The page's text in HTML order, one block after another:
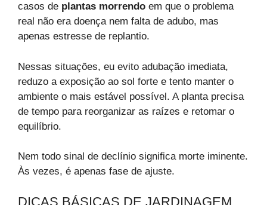
casos de plantas morrendo em que o problema
real não era doença nem falta de adubo, mas
apenas estresse de replantio.
Nessas situações, eu evito adubação imediata,
reduzo a exposição ao sol forte e tento manter o
ambiente o mais estável possível. A planta precisa
de tempo para reorganizar as raízes e retomar o
equilíbrio.
Nem todo sinal de declínio significa morte iminente.
Às vezes, é apenas fase de ajuste.
DICAS BÁSICAS DE JARDINAGEM